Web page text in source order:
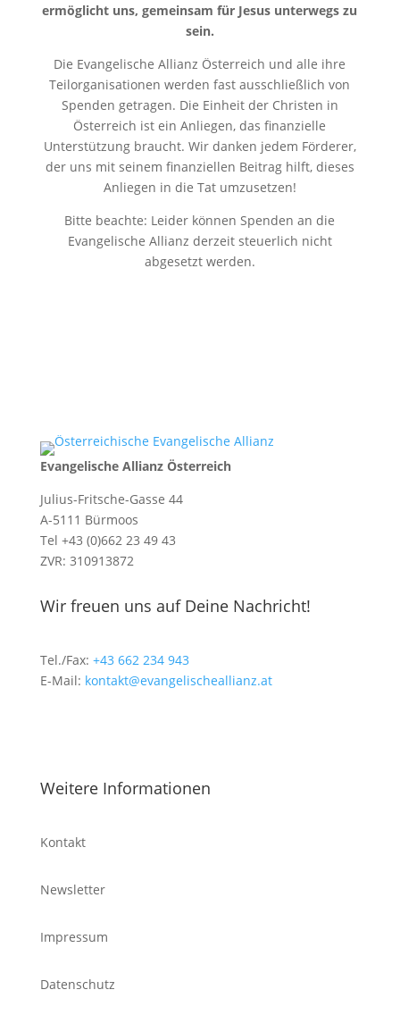
ermöglicht uns, gemeinsam für Jesus unterwegs zu
sein.
Die Evangelische Allianz Österreich und alle ihre
Teilorganisationen werden fast ausschließlich von
Spenden getragen. Die Einheit der Christen in
Österreich ist ein Anliegen, das finanzielle
Unterstützung braucht. Wir danken jedem Förderer,
der uns mit seinem finanziellen Beitrag hilft, dieses
Anliegen in die Tat umzusetzen!
Bitte beachte: Leider können Spenden an die
Evangelische Allianz derzeit steuerlich nicht
abgesetzt werden.
Evangelische Allianz Österreich
Julius-Fritsche-Gasse 44
A-5111 Bürmoos
Tel +43 (0)662 23 49 43
ZVR: 310913872
Wir freuen uns auf Deine Nachricht!
Tel./Fax: +43 662 234 943
E-Mail: kontakt@evangelischeallianz.at
Weitere Informationen
Kontakt
Newsletter
Impressum
Datenschutz